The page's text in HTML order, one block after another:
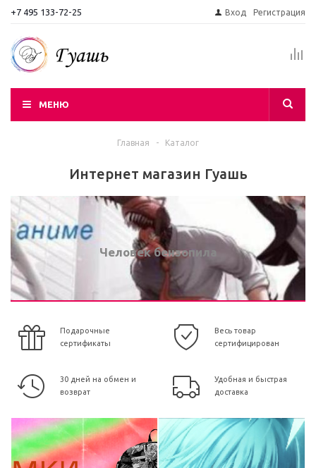
+7 495 133-72-25 Вход Регистрация
МЕНЮ
Главная - Каталог
Интернет магазин Гуашь
Человек бензопила
Подарочные
сертификаты
Весь товар
сертифицирован
30 дней на обмен и
возврат
Удобная и быстрая
доставка